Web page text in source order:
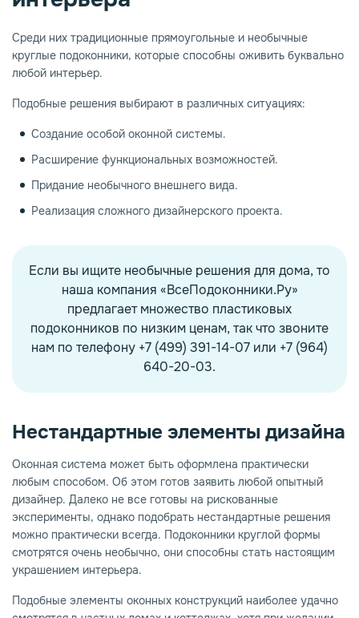
дерево
Среди них традиционные прямоугольные и необычные
круглые подоконники, которые способны оживить буквально
любой интерьер.
Подобные решения выбирают в различных ситуациях:
Создание особой оконной системы.
Расширение функциональных возможностей.
Придание необычного внешнего вида.
Реализация сложного дизайнерского проекта.
Если вы ищите необычные решения для дома, то
наша компания «ВсеПодоконники.Ру»
предлагает множество пластиковых
подоконников по низким ценам, так что звоните
нам по телефону +7 (499) 391-14-07 или +7 (964)
640-20-03.
Нестандартные элементы дизайна
Оконная система может быть оформлена практически
любым способом. Об этом готов заявить любой опытный
дизайнер. Далеко не все готовы на рискованные
эксперименты, однако подобрать нестандартные решения
можно практически всегда. Подоконники круглой формы
смотрятся очень необычно, они способны стать настоящим
украшением интерьера.
Подобные элементы оконных конструкций наиболее удачно